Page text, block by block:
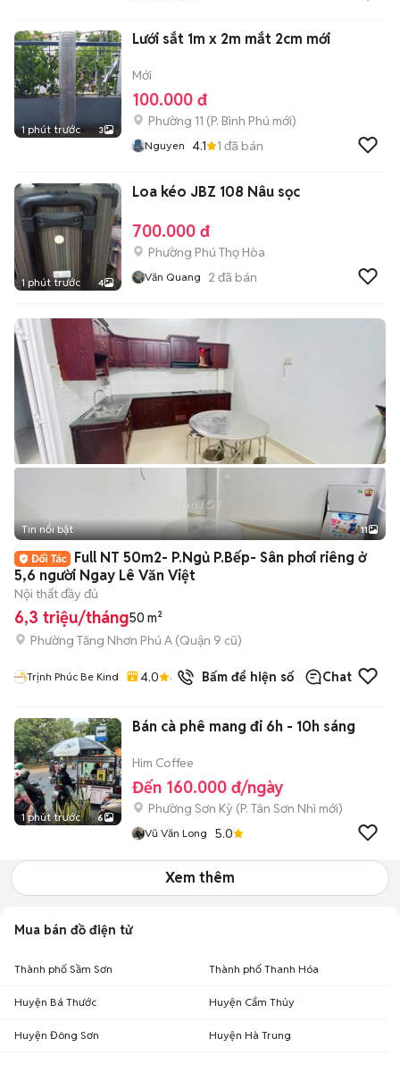
1 phút trước 3
Lưới sắt 1m x 2m mắt 2cm mới
Mới
100.000 đ
Phường 11 (P. Bình Phú mới)
Nguyen 4.1 1 đã bán
1 phút trước 4
Loa kéo JBZ 108 Nâu sọc
700.000 đ
Phường Phú Thọ Hòa
Văn Quang 2 đã bán
+2
Tin nổi bật 11
Full NT 50m2- P.Ngủ P.Bếp- Sân phơi riêng ở
5,6 người Ngay Lê Văn Việt
Nội thất đầy đủ
6,3 triệu/tháng50 m²
Phường Tăng Nhơn Phú A (Quận 9 cũ)
Trịnh Phúc Be Kind 4.0 43đã bán
Bấm để hiện số Chat
1 phút trước 6
Bán cà phê mang đi 6h - 10h sáng
Him Coffee
Đến 160.000 đ/ngày
Phường Sơn Kỳ (P. Tân Sơn Nhì mới)
Vũ Văn Long 5.0
Xem thêm
Mua bán đồ điện tử
Thành phố Sầm Sơn Thành phố Thanh Hóa
Huyện Bá Thước Huyện Cẩm Thủy
Huyện Đông Sơn Huyện Hà Trung